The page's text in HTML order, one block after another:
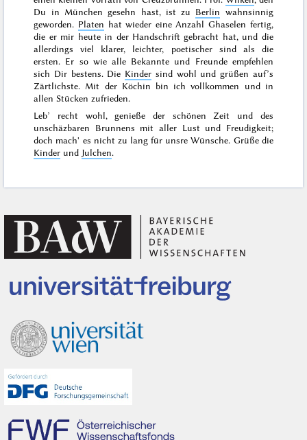
Du in München gesehn hast, ist zu Berlin wahnsinnig
geworden. Platen hat wieder eine Anzahl Ghaselen fertig,
die er mir heute in der Handschrift gebracht hat, und die
allerdings viel klarer, leichter, poetischer sind als die
ersten. Er so wie alle Bekannte und Freunde empfehlen
sich Dir bestens. Die Kinder sind wohl und grüßen auf’s
Zärtlichste. Mit der Köchin bin ich vollkommen und in
allen Stücken zufrieden.
Leb’ recht wohl, genieße der schönen Zeit und des
unschäzbaren Brunnens mit aller Lust und Freudigkeit;
doch mach' es nicht zu lang für unsre Wünsche. Grüße die
Kinder und Julchen.